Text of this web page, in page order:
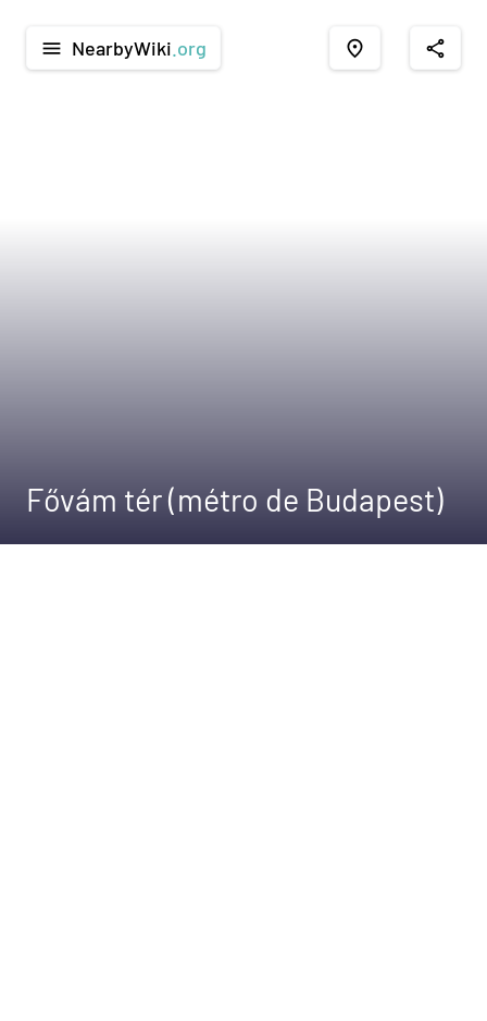
menu NearbyWiki .org place share
Fővám tér (métro de Budapest)